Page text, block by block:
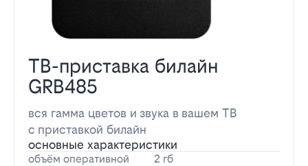
ТВ-приставка билайн
GRB485
вся гамма цветов и звука в вашем ТВ
с приставкой билайн
основные характеристики
объём оперативной
2 гб